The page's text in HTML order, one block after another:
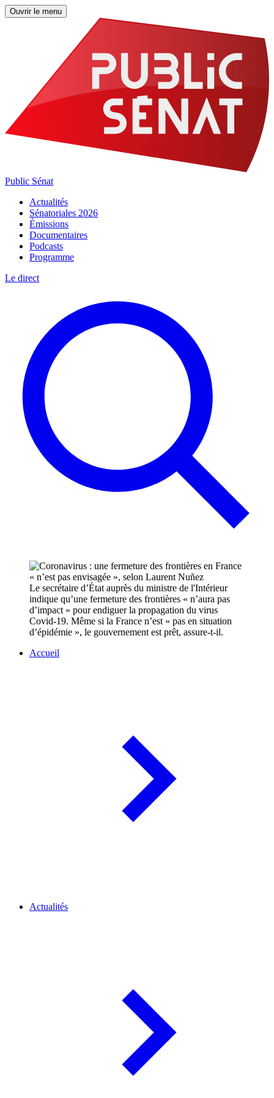
Ouvrir le menu
Public Sénat
Actualités
Sénatoriales 2026
Émissions
Documentaires
Podcasts
Programme
Le direct
Le secrétaire d’État auprès du ministre de l'Intérieur
indique qu’une fermeture des frontières « n’aura pas
d’impact » pour endiguer la propagation du virus
Covid-19. Même si la France n’est « pas en situation
d’épidémie », le gouvernement est prêt, assure-t-il.
Accueil
Actualités